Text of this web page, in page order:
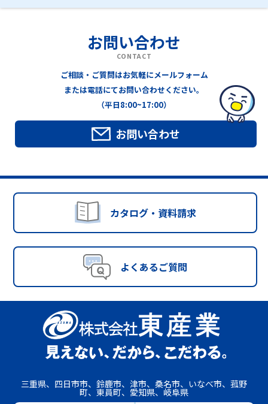
お問い合わせ
CONTACT
ご相談・ご質問はお気軽にメールフォーム
または電話にてお問い合わせください。
（平日8:00~17:00）
お問い合わせ
カタログ・資料請求
よくあるご質問
三重県、四日市市、鈴鹿市、津市、桑名市、いなべ市、菰野
町、東員町、愛知県、岐阜県